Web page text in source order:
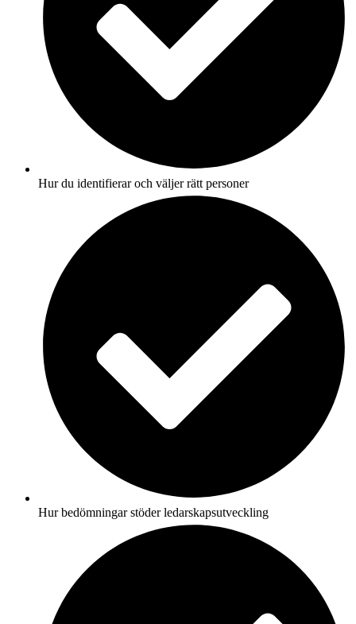
Hur du identifierar och väljer rätt personer
Hur bedömningar stöder ledarskapsutveckling